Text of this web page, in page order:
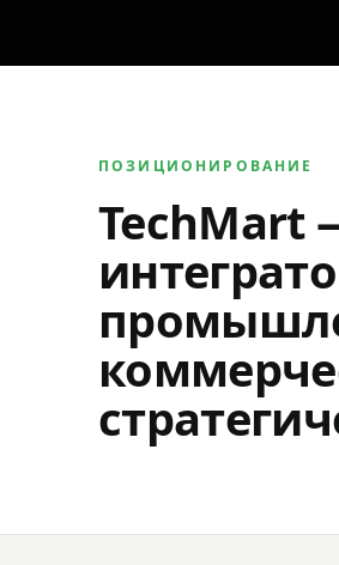
ПОЗИЦИОНИРОВАНИЕ
TechMart